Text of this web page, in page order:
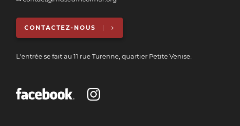
CONTACTEZ-NOUS
L'entrée se fait au 11 rue Turenne, quartier Petite Venise.